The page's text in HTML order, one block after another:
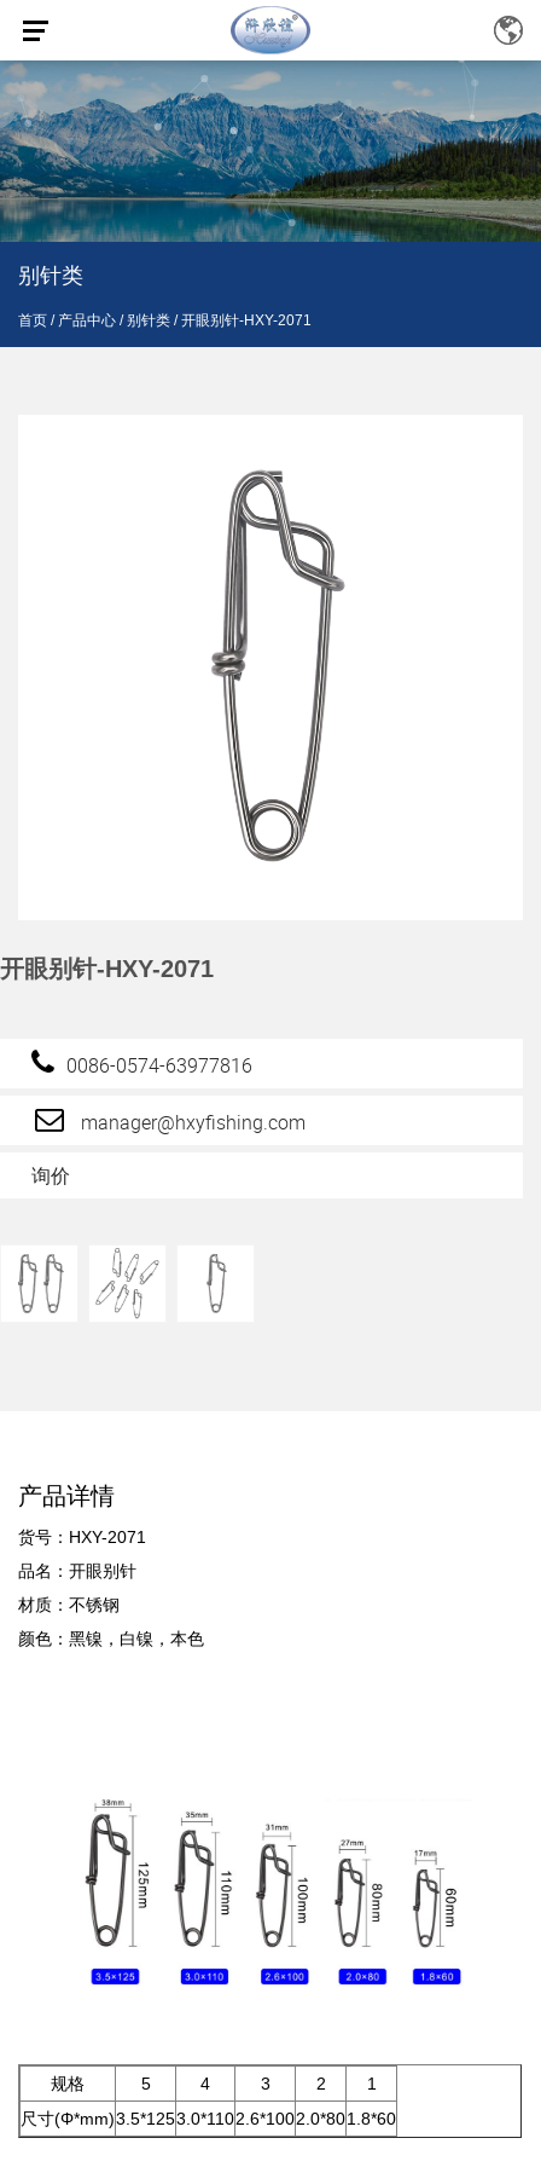
别针类
首页 / 产品中心 /别针类 /开眼别针-HXY-2071
开眼别针-HXY-2071
0086-0574-63977816
manager@hxyfishing.com
询价
产品详情
货号：HXY-2071
品名：开眼别针
材质：不锈钢
颜色：黑镍，白镍，本色
规格 5 4 3 2
1
尺寸(Φ*mm)3.5*1253.0*1102.6*1002.0*801.8*60